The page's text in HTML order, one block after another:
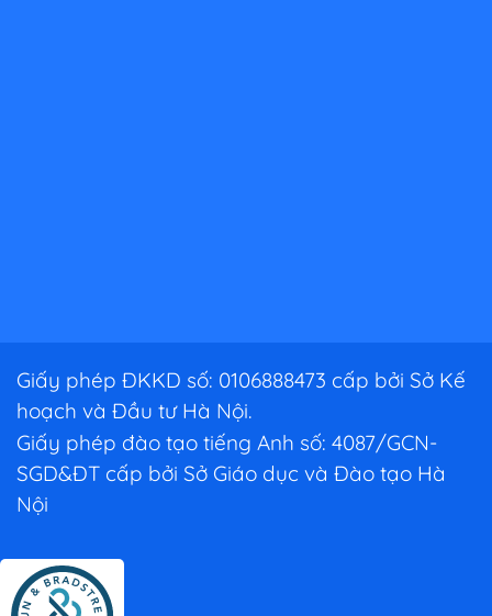
Giấy phép ĐKKD số: 0106888473 cấp bởi Sở Kế
hoạch và Đầu tư Hà Nội.
Giấy phép đào tạo tiếng Anh số: 4087/GCN-
SGD&ĐT cấp bởi Sở Giáo dục và Đào tạo Hà
Nội